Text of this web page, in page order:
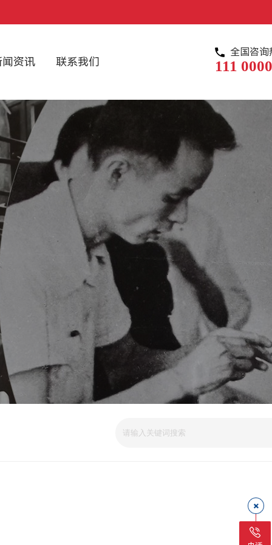
闻资讯 联系我们
全国咨询
111